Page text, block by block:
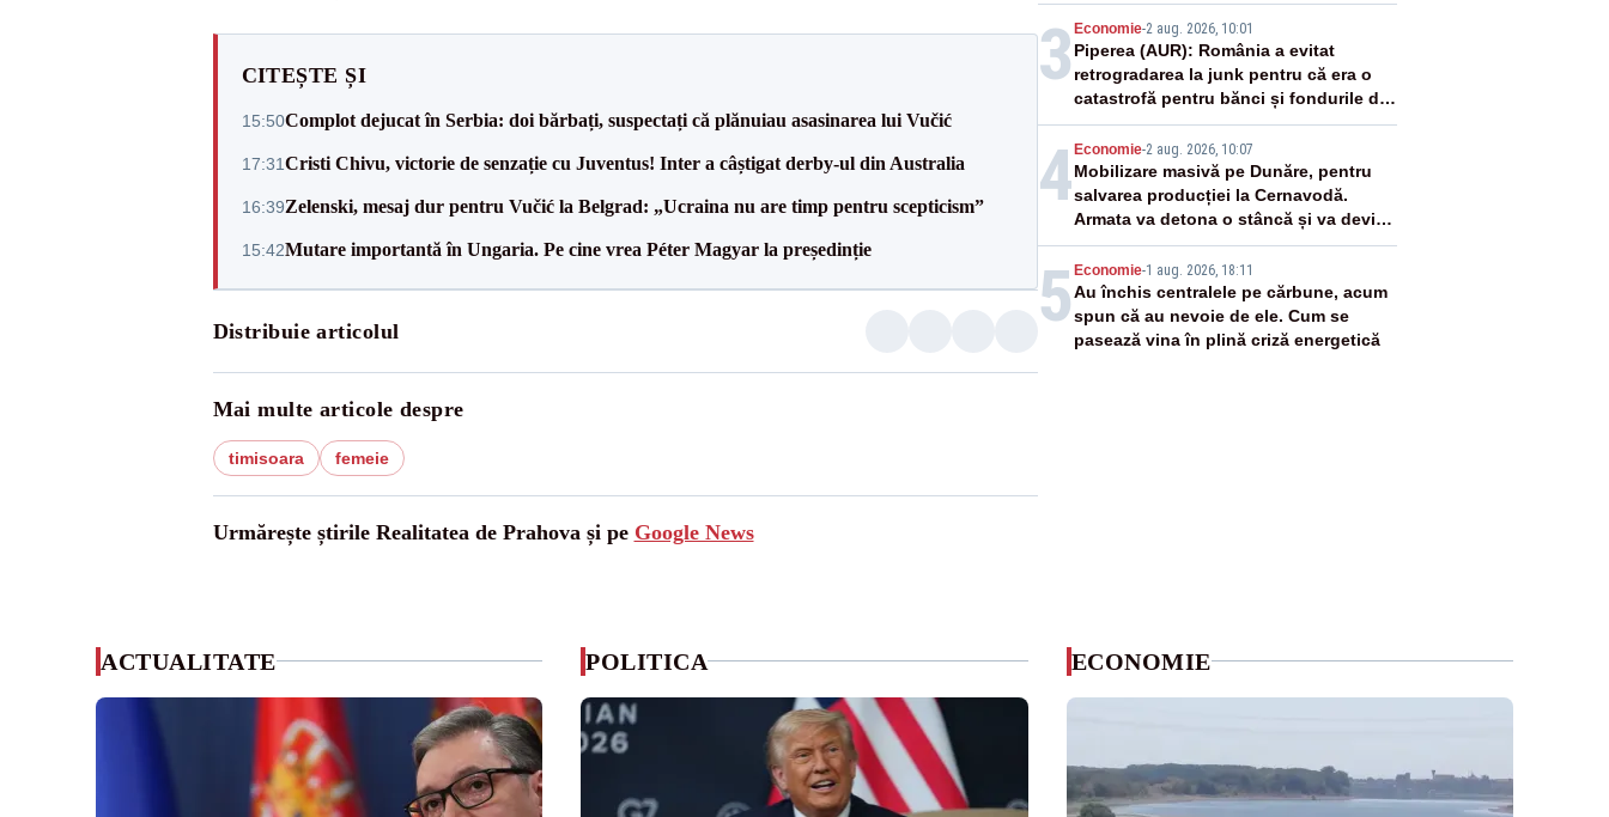
CITEȘTE ȘI
15:50Complot dejucat în Serbia: doi bărbați, suspectați că plănuiau asasinarea lui Vučić
17:31Cristi Chivu, victorie de senzație cu Juventus! Inter a câștigat derby-ul din Australia
16:39Zelenski, mesaj dur pentru Vučić la Belgrad: „Ucraina nu are timp pentru scepticism”
15:42Mutare importantă în Ungaria. Pe cine vrea Péter Magyar la președinție
Distribuie articolul
Mai multe articole despre
timisoara femeie
Urmărește știrile Realitatea de Prahova și pe Google News
3 Economie-2 aug. 2026, 10:01
Piperea (AUR): România a evitat
retrogradarea la junk pentru că era o
catastrofă pentru bănci și fondurile de
pensii
4Economie-2 aug. 2026, 10:07
Mobilizare masivă pe Dunăre, pentru
salvarea producției la Cernavodă.
Armata va detona o stâncă și va devia
apa fluviului - IMAGINI AERIENE
5 Economie-1 aug. 2026, 18:11
Au închis centralele pe cărbune, acum
spun că au nevoie de ele. Cum se
pasează vina în plină criză energetică
ACTUALITATE POLITICA ECONOMIE